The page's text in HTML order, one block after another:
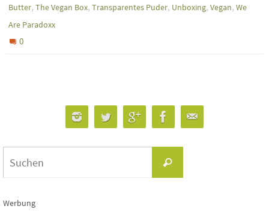
Butter, The Vegan Box, Transparentes Puder, Unboxing, Vegan, We
Are Paradoxx
0
Suchen
Werbung